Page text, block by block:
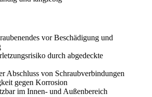
vor Beschädigung und
durch abgedeckte
Abschluss von Schraubverbindungen
gegen Korrosion
im Innen- und Außenbereich